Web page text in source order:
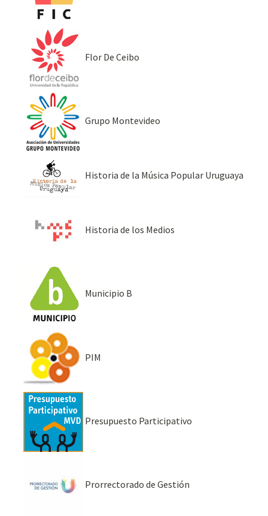
Flor De Ceibo
Grupo Montevideo
Historia de la Música Popular Uruguaya
Historia de los Medios
Municipio B
PIM
Presupuesto Participativo
Prorrectorado de Gestión